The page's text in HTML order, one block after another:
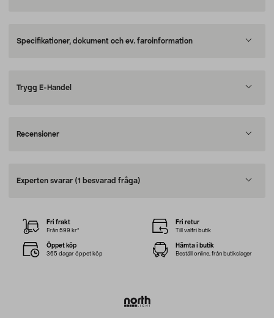
Specifikationer, dokument och ev. faroinformation
Trygg E-Handel
Recensioner
Experten svarar (1 besvarad fråga)
Fri frakt
Från 599 kr*
Fri retur
Till valfri butik
Öppet köp
365 dagar öppet köp
Hämta i butik
Beställ online, från butikslager